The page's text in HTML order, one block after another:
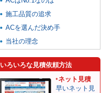
施工品質の追求
ACを選んだ決め手
当社の理念
いろいろな見積依頼方法
ネット見積
早いネット見